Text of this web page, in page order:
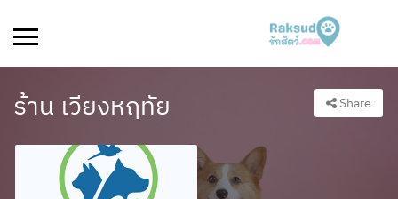
ร้าน เวียงหฤทัย Share